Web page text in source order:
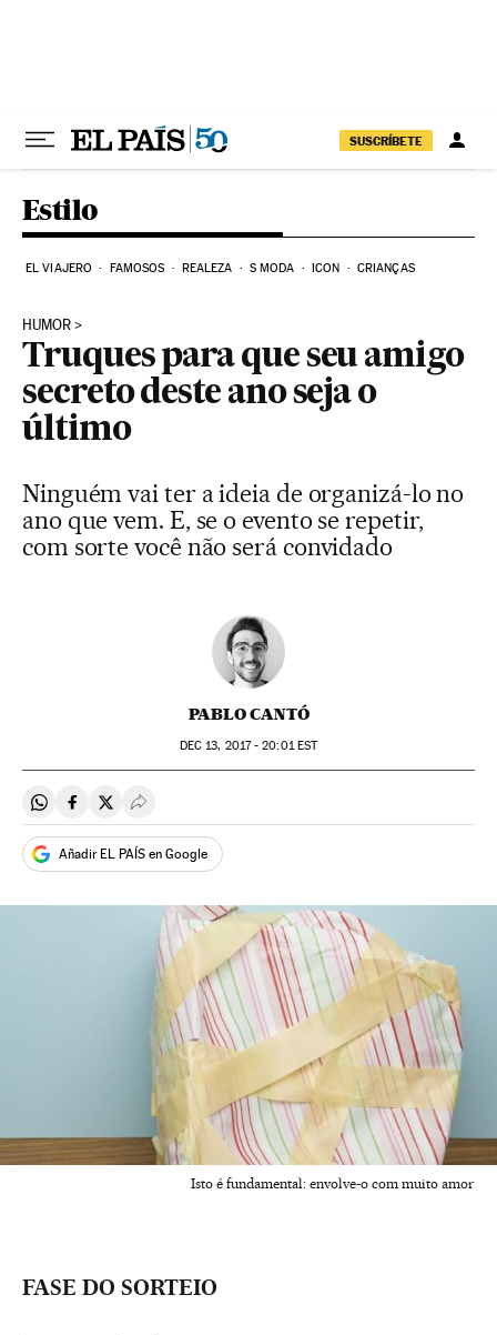
SUSCRÍBETE
Estilo
EL VIAJERO FAMOSOS REALEZA S MODA ICON CRIANÇAS
HUMOR
Truques para que seu amigo
secreto deste ano seja o
último
Ninguém vai ter a ideia de organizá-lo no
ano que vem. E, se o evento se repetir,
com sorte você não será convidado
PABLO CANTÓ
DEC 13, 2017 - 20:01EST
Compartir en Whatsapp
Compartir en Facebook
Compartir en Twitter
Desplegar Redes Sociales
Añadir EL PAÍS en Google
Isto é fundamental: envolve-o com muito amor
FASE DO SORTEIO